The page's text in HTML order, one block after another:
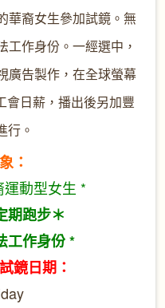
華裔女生參加試鏡。無
工作身份。一經選中，
廣告製作，在全球螢幕
會日薪，播出後另加豐
行。
：
動型女生 *
期跑步＊
工作身份 *
鏡日期：